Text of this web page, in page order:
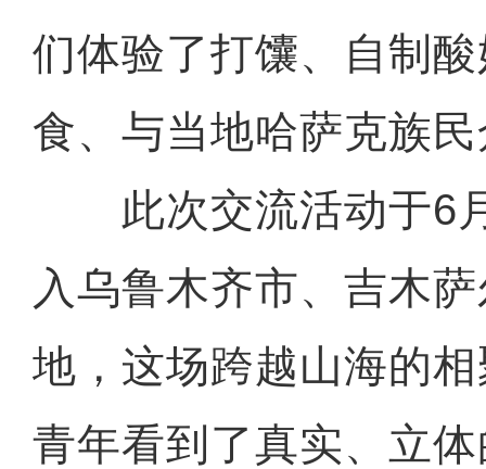
们体验了打馕、自制
食、与当地哈萨克族
此次交流活动于6
入乌鲁木齐市、吉木
地，这场跨越山海的
青年看到了真实、立